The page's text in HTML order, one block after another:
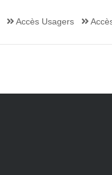
Accès Usagers